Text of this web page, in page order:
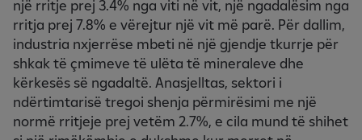
një rritje prej 3.4% nga viti në vit, një ngadalësim nga
rritja prej 7.8% e vërejtur një vit më parë. Për dallim,
industria nxjerrëse mbeti në një gjendje tkurrje për
shkak të çmimeve të ulëta të mineraleve dhe
kërkesës së ngadaltë. Anasjelltas, sektori i
ndërtimtarisë tregoi shenja përmirësimi me një
normë rritjeje prej vetëm 2.7%, e cila mund të shihet